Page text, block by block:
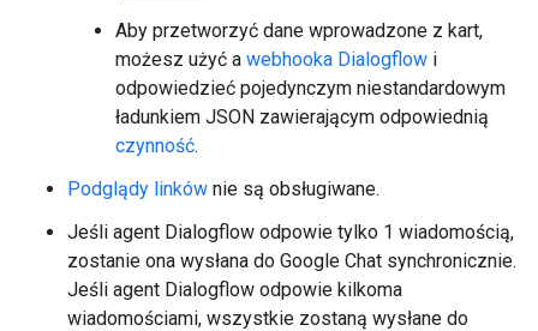
Aby przetworzyć dane wprowadzone z kart,
możesz użyć a webhooka Dialogflow i
odpowiedzieć pojedynczym niestandardowym
ładunkiem JSON zawierającym odpowiednią
czynność.
Podglądy linków nie są obsługiwane.
Jeśli agent Dialogflow odpowie tylko 1 wiadomością,
zostanie ona wysłana do Google Chat synchronicznie.
Jeśli agent Dialogflow odpowie kilkoma
wiadomościami, wszystkie zostaną wysłane do